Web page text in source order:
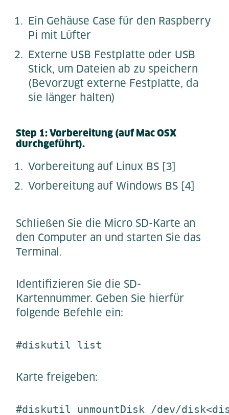
Ein Gehäuse Case für den Raspberry
Pi mit Lüfter
Externe USB Festplatte oder USB
Stick, um Dateien ab zu speichern
(Bevorzugt externe Festplatte, da
sie länger halten)
Step 1: Vorbereitung (auf Mac OSX
durchgeführt).
Vorbereitung auf Linux BS [3]
Vorbereitung auf Windows BS [4]
Schließen Sie die Micro SD-Karte an
den Computer an und starten Sie das
Terminal.
Identifizieren Sie die SD-
Kartennummer. Geben Sie hierfür
folgende Befehle ein:
#diskutil list
Karte freigeben:
#diskutil unmountDisk /dev/